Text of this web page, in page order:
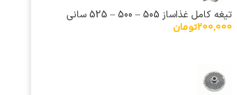
تیغه کامل غذاساز 505 – 500 – 525 سانی
200,000تومان